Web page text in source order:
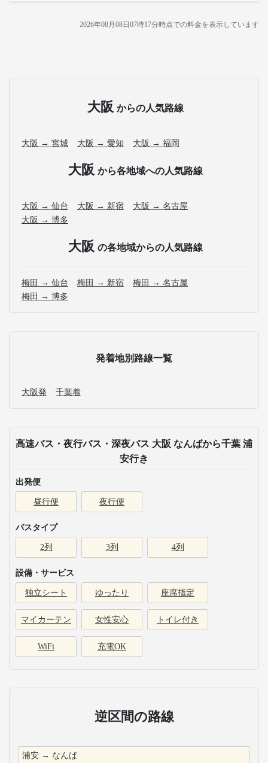
2026年08月08日07時17分時点での料金を表示しています
大阪 からの人気路線
大阪 → 宮城 大阪 → 愛知 大阪 → 福岡
大阪 から各地域への人気路線
大阪 → 仙台 大阪 → 新宿
大阪 → 名古屋
大阪 → 博多
大阪 の各地域からの人気路線
梅田 → 仙台 梅田 → 新宿
梅田 → 名古屋
梅田 → 博多
発着地別路線一覧
大阪発 千葉着
高速バス・夜行バス・深夜バス 大阪 なんばから千葉 浦
安行き
出発便
昼行便 夜行便
バスタイプ
2列 3列 4列
設備・サービス
独立シート ゆったり 座席指定
マイカーテン 女性安心 トイレ付き
WiFi 充電OK
逆区間の路線
浦安 → なんば